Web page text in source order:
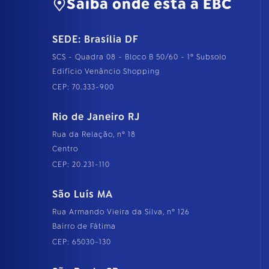
Saiba onde está a EBC
SEDE: Brasília DF
SCS - Quadra 08 - Bloco B 50/60 - 1º Subsolo
Edifício Venâncio Shopping
CEP: 70.333-900
Rio de Janeiro RJ
Rua da Relação, nº 18
Centro
CEP: 20.231-110
São Luís MA
Rua Armando Vieira da Silva, nº 126
Bairro de Fátima
CEP: 65030-130